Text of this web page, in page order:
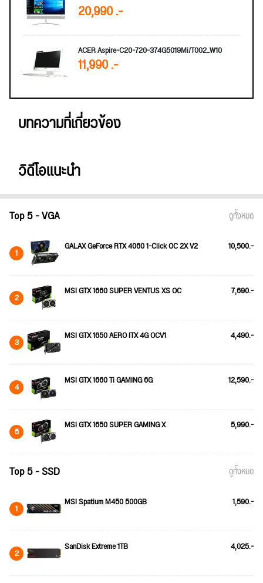
20,990 .-
ACER Aspire-C20-720-374G5019Mi/T002_W10
11,990 .-
บทความที่เกี่ยวข้อง
วิดีโอแนะนำ
Top 5 - VGA ดูทั้งหมด
1 GALAX GeForce RTX 4060 1-Click OC 2X V2 10,500.-
2 MSI GTX 1660 SUPER VENTUS XS OC 7,690.-
3 MSI GTX 1650 AERO ITX 4G OCV1 4,490.-
4 MSI GTX 1660 Ti GAMING 6G 12,590.-
5 MSI GTX 1650 SUPER GAMING X 5,990.-
Top 5 - SSD ดูทั้งหมด
1 MSI Spatium M450 500GB 1,590.-
2 SanDisk Extreme 1TB 4,025.-